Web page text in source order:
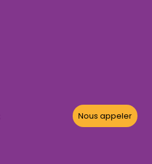
Nous appeler